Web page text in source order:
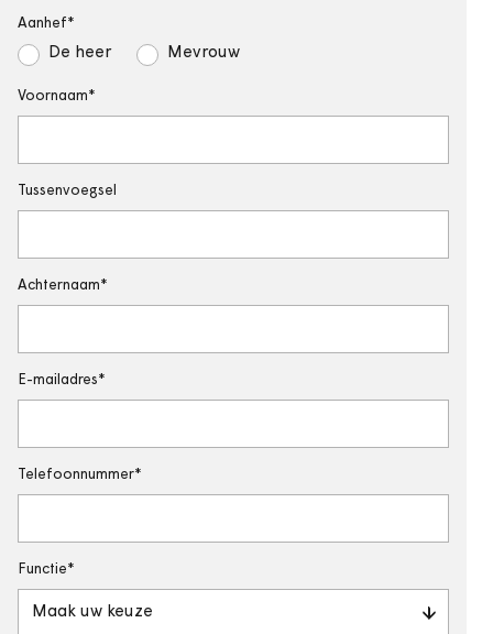
Aanhef
De heer Mevrouw
Voornaam
Tussenvoegsel
Achternaam
E-mailadres
Telefoonnummer
Functie
Maak uw keuze